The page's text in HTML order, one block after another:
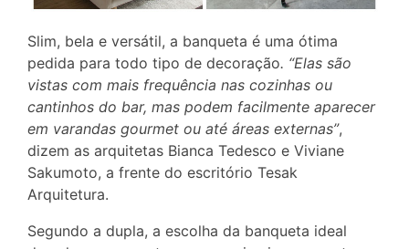
Slim, bela e versátil, a banqueta é uma ótima
pedida para todo tipo de decoração. “Elas são
vistas com mais frequência nas cozinhas ou
cantinhos do bar, mas podem facilmente aparecer
em varandas gourmet ou até áreas externas”,
dizem as arquitetas Bianca Tedesco e Viviane
Sakumoto, a frente do escritório Tesak
Arquitetura.
Segundo a dupla, a escolha da banqueta ideal